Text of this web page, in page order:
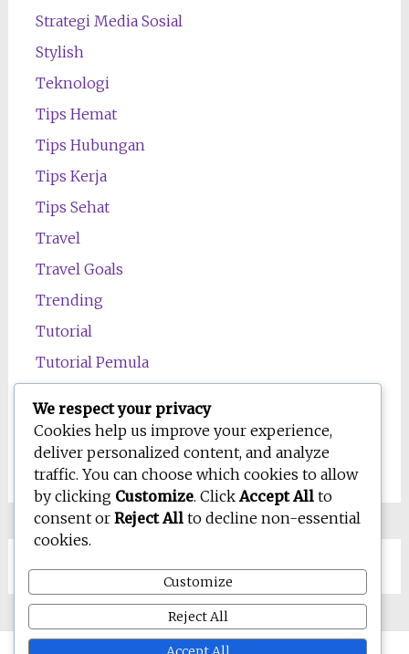
Strategi Media Sosial
Stylish
Teknologi
Tips Hemat
Tips Hubungan
Tips Kerja
Tips Sehat
Travel
Travel Goals
Trending
Tutorial
Tutorial Pemula
Wawasan
Wellness
We respect your privacy
Cookies help us improve your experience,
deliver personalized content, and analyze
traffic. You can choose which cookies to allow
by clicking Customize. ClickAccept All to
consent or Reject All to decline non-essential
cookies.
Customize
Reject All